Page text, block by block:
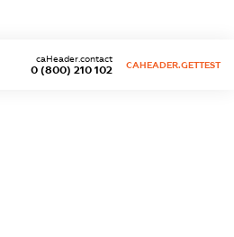
0 (800) 210 102
caHeader.contact
CAHEADER.GETTEST